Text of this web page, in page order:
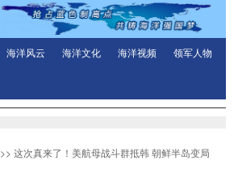
海洋风云 海洋文化 海洋视频 领军人物
>> 这次真来了！美航母战斗群抵韩 朝鲜半岛变局